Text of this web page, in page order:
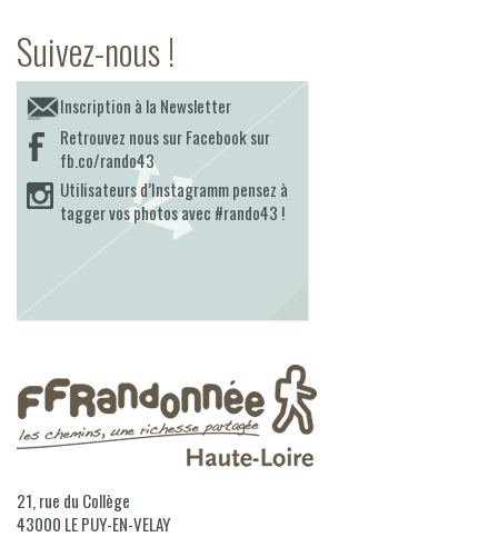
Suivez-nous !
Inscription à la Newsletter
Retrouvez nous sur Facebook sur
fb.co/rando43
Utilisateurs d’Instagramm pensez à
tagger vos photos avec #rando43 !
21, rue du Collège
43000 LE PUY-EN-VELAY